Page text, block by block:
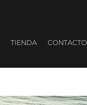
TIENDA CONTACTO